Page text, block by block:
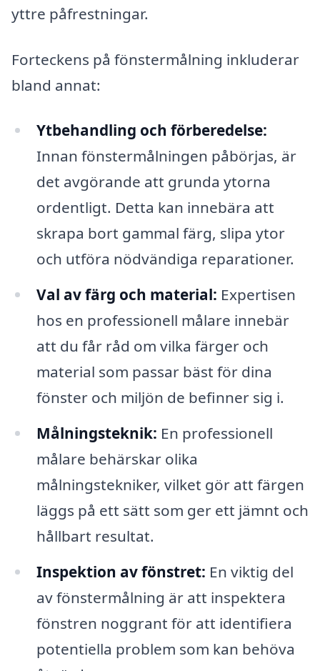
yttre påfrestningar.
Forteckens på fönstermålning inkluderar
bland annat:
Ytbehandling och förberedelse:
Innan fönstermålningen påbörjas, är
det avgörande att grunda ytorna
ordentligt. Detta kan innebära att
skrapa bort gammal färg, slipa ytor
och utföra nödvändiga reparationer.
Val av färg och material: Expertisen
hos en professionell målare innebär
att du får råd om vilka färger och
material som passar bäst för dina
fönster och miljön de befinner sig i.
Målningsteknik: En professionell
målare behärskar olika
målningstekniker, vilket gör att färgen
läggs på ett sätt som ger ett jämnt och
hållbart resultat.
Inspektion av fönstret: En viktig del
av fönstermålning är att inspektera
fönstren noggrant för att identifiera
potentiella problem som kan behöva